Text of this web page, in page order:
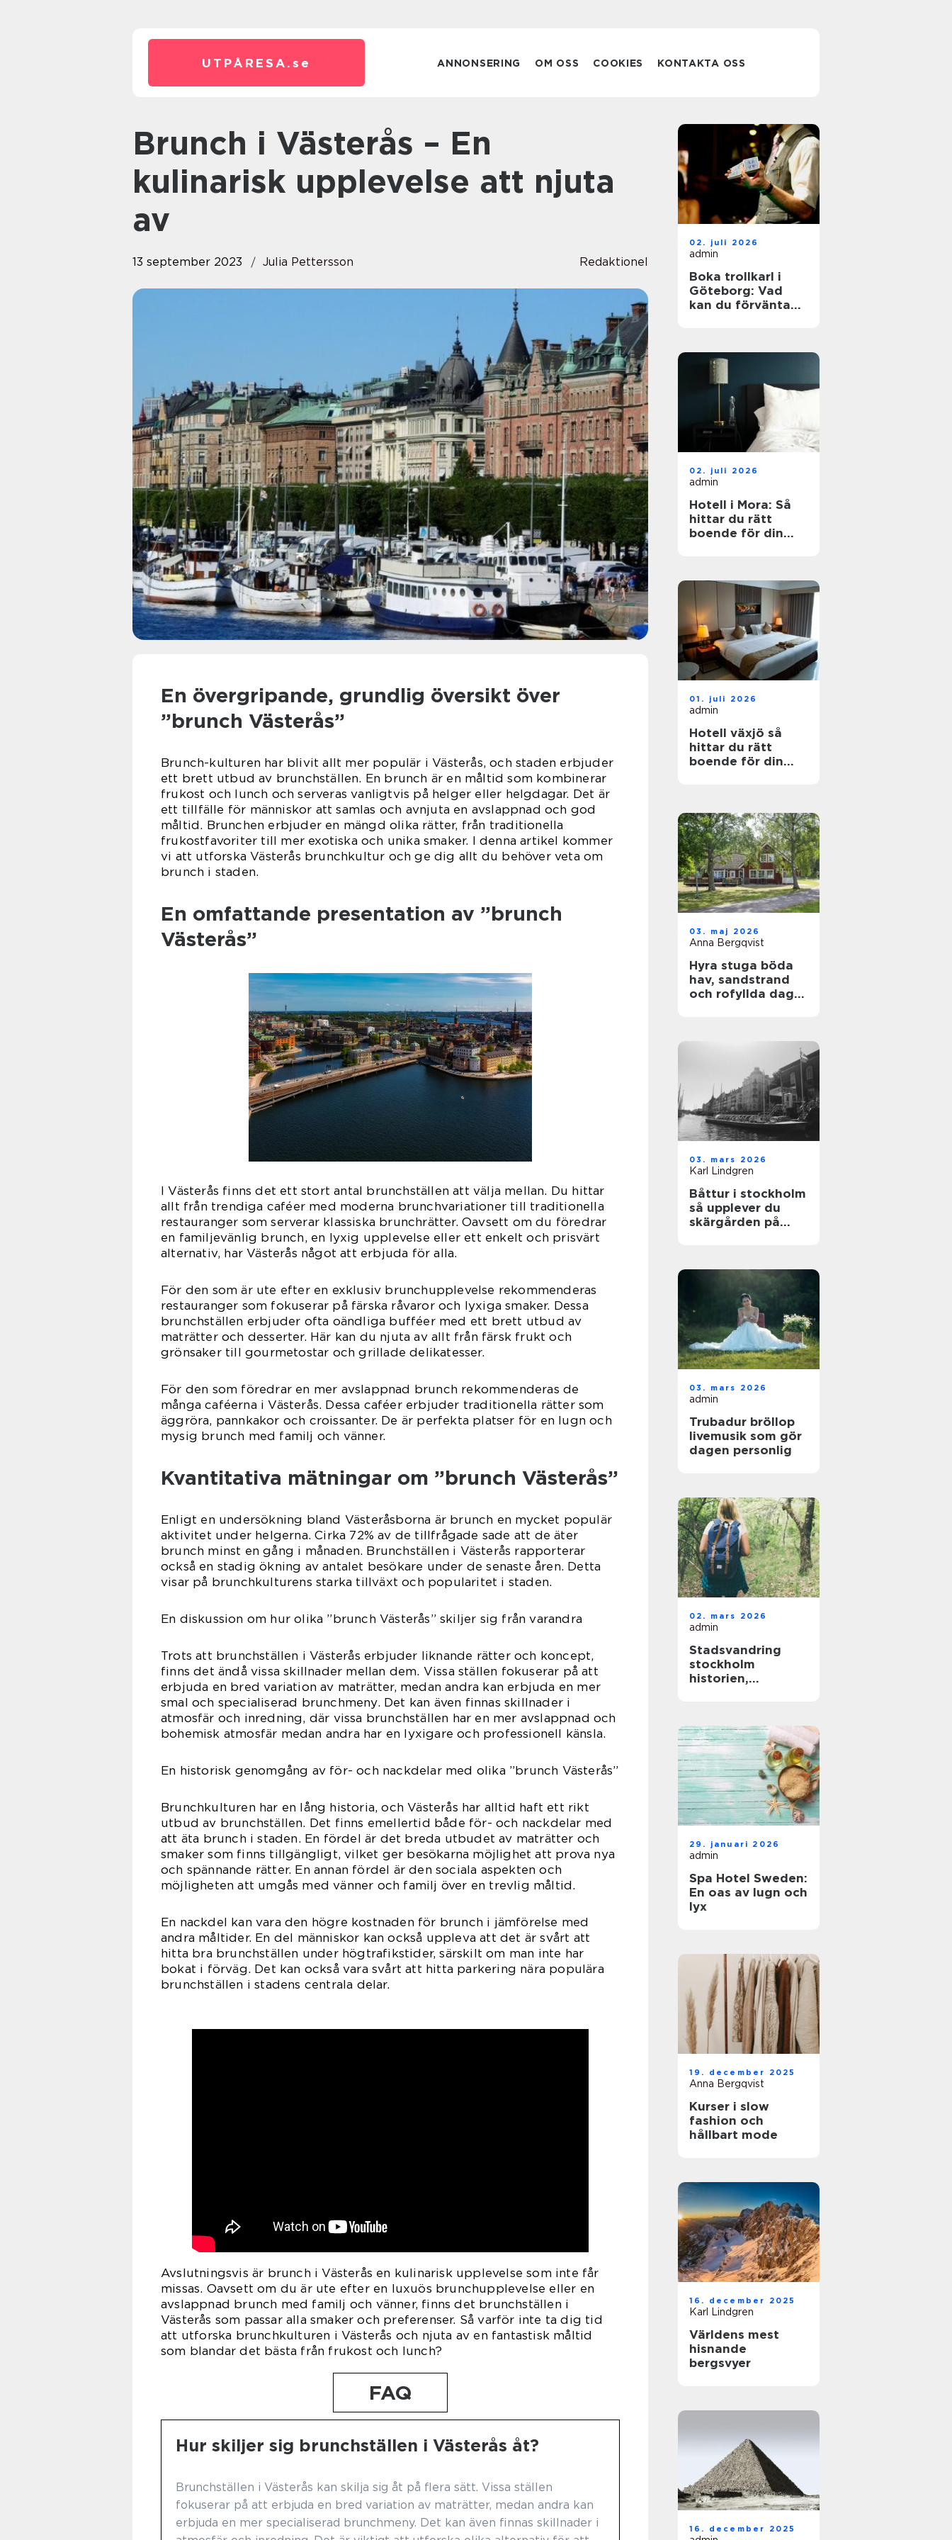
UTPÅRESA. se ANNONSERING OM OSS COOKIES KONTAKTA OSS
Brunch i Västerås – En
kulinarisk upplevelse att njuta
av
13 september 2023 Julia Pettersson Redaktionel
En övergripande, grundlig översikt över
”brunch Västerås”
Brunch-kulturen har blivit allt mer populär i Västerås, och staden erbjuder
ett brett utbud av brunchställen. En brunch är en måltid som kombinerar
frukost och lunch och serveras vanligtvis på helger eller helgdagar. Det är
ett tillfälle för människor att samlas och avnjuta en avslappnad och god
måltid. Brunchen erbjuder en mängd olika rätter, från traditionella
frukostfavoriter till mer exotiska och unika smaker. I denna artikel kommer
vi att utforska Västerås brunchkultur och ge dig allt du behöver veta om
brunch i staden.
En omfattande presentation av ”brunch
Västerås”
I Västerås finns det ett stort antal brunchställen att välja mellan. Du hittar
allt från trendiga caféer med moderna brunchvariationer till traditionella
restauranger som serverar klassiska brunchrätter. Oavsett om du föredrar
en familjevänlig brunch, en lyxig upplevelse eller ett enkelt och prisvärt
alternativ, har Västerås något att erbjuda för alla.
För den som är ute efter en exklusiv brunchupplevelse rekommenderas
restauranger som fokuserar på färska råvaror och lyxiga smaker. Dessa
brunchställen erbjuder ofta oändliga bufféer med ett brett utbud av
maträtter och desserter. Här kan du njuta av allt från färsk frukt och
grönsaker till gourmetostar och grillade delikatesser.
För den som föredrar en mer avslappnad brunch rekommenderas de
många caféerna i Västerås. Dessa caféer erbjuder traditionella rätter som
äggröra, pannkakor och croissanter. De är perfekta platser för en lugn och
mysig brunch med familj och vänner.
Kvantitativa mätningar om ”brunch Västerås”
Enligt en undersökning bland Västeråsborna är brunch en mycket populär
aktivitet under helgerna. Cirka 72% av de tillfrågade sade att de äter
brunch minst en gång i månaden. Brunchställen i Västerås rapporterar
också en stadig ökning av antalet besökare under de senaste åren. Detta
visar på brunchkulturens starka tillväxt och popularitet i staden.
En diskussion om hur olika ”brunch Västerås” skiljer sig från varandra
Trots att brunchställen i Västerås erbjuder liknande rätter och koncept,
finns det ändå vissa skillnader mellan dem. Vissa ställen fokuserar på att
erbjuda en bred variation av maträtter, medan andra kan erbjuda en mer
smal och specialiserad brunchmeny. Det kan även finnas skillnader i
atmosfär och inredning, där vissa brunchställen har en mer avslappnad och
bohemisk atmosfär medan andra har en lyxigare och professionell känsla.
En historisk genomgång av för- och nackdelar med olika ”brunch Västerås”
Brunchkulturen har en lång historia, och Västerås har alltid haft ett rikt
utbud av brunchställen. Det finns emellertid både för- och nackdelar med
att äta brunch i staden. En fördel är det breda utbudet av maträtter och
smaker som finns tillgängligt, vilket ger besökarna möjlighet att prova nya
och spännande rätter. En annan fördel är den sociala aspekten och
möjligheten att umgås med vänner och familj över en trevlig måltid.
En nackdel kan vara den högre kostnaden för brunch i jämförelse med
andra måltider. En del människor kan också uppleva att det är svårt att
hitta bra brunchställen under högtrafikstider, särskilt om man inte har
bokat i förväg. Det kan också vara svårt att hitta parkering nära populära
brunchställen i stadens centrala delar.
Avslutningsvis är brunch i Västerås en kulinarisk upplevelse som inte får
missas. Oavsett om du är ute efter en luxuös brunchupplevelse eller en
avslappnad brunch med familj och vänner, finns det brunchställen i
Västerås som passar alla smaker och preferenser. Så varför inte ta dig tid
att utforska brunchkulturen i Västerås och njuta av en fantastisk måltid
som blandar det bästa från frukost och lunch?
FAQ
Hur skiljer sig brunchställen i Västerås åt?
Brunchställen i Västerås kan skilja sig åt på flera sätt. Vissa ställen
fokuserar på att erbjuda en bred variation av maträtter, medan andra kan
erbjuda en mer specialiserad brunchmeny. Det kan även finnas skillnader i
02. juli 2026
admin
Boka trollkarl i
Göteborg: Vad
kan du förvänta
02. juli 2026
admin
Hotell i Mora: Så
hittar du rätt
boende för din
01. juli 2026
admin
Hotell växjö så
hittar du rätt
boende för din
03. maj 2026
Anna Bergqvist
Hyra stuga böda
hav, sandstrand
och rofyllda dagar
03. mars 2026
Karl Lindgren
Båttur i stockholm
så upplever du
skärgården på
03. mars 2026
admin
Trubadur bröllop
livemusik som gör
dagen personlig
02. mars 2026
admin
Stadsvandring
stockholm
historien,
29. januari 2026
admin
Spa Hotel Sweden:
En oas av lugn och
lyx
19. december 2025
Anna Bergqvist
Kurser i slow
fashion och
hållbart mode
16. december 2025
Karl Lindgren
Världens mest
hisnande
bergsvyer
16. december 2025